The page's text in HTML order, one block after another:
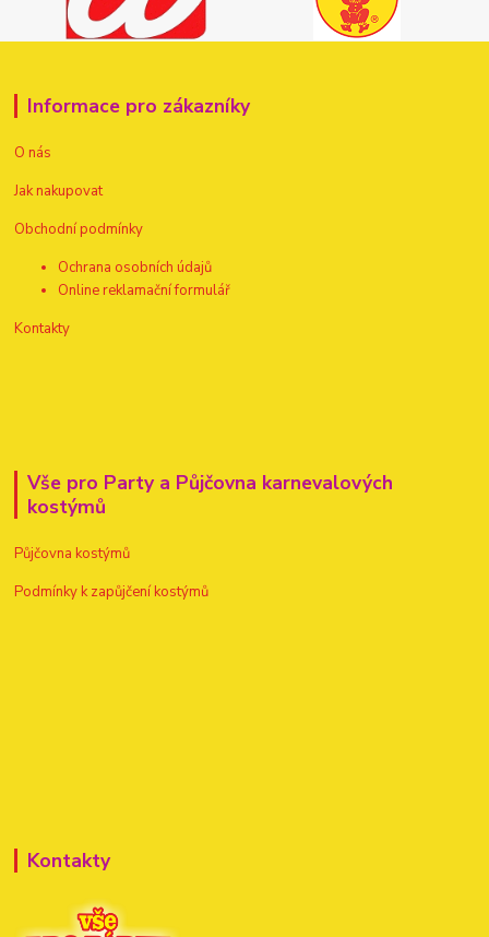
Informace pro zákazníky
O nás
Jak nakupovat
Obchodní podmínky
Ochrana osobních údajů
Online reklamační formulář
Kontakty
Vše pro Party a Půjčovna karnevalových
kostýmů
Půjčovna kostýmů
Podmínky k zapůjčení kostýmů
Kontakty